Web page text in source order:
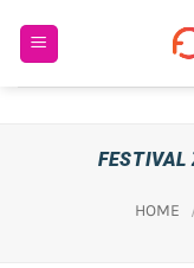
naar
FESTIVAL
HOME